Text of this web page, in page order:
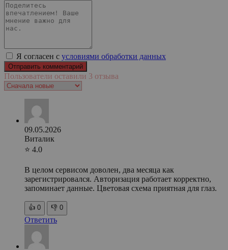
Я согласен с условиями обработки данных
Пользователи оставили 3 отзыва
09.05.2026
Виталик
⭐ 4.0
В целом сервисом доволен, два месяца как
зарегистрировался. Авторизация работает корректно,
запоминает данные. Цветовая схема приятная для глаз.
👍 0 👎 0
Ответить